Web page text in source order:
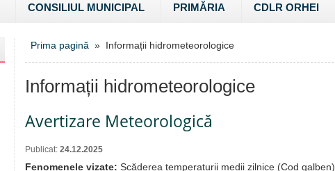
CONSILIUL MUNICIPAL PRIMĂRIA CDLR ORHEI
Prima pagină » Informații hidrometeorologice
Informații hidrometeorologice
Avertizare Meteorologică
Publicat: 24.12.2025
Fenomenele vizate: Scăderea temperaturii medii zilnice (Cod galben)